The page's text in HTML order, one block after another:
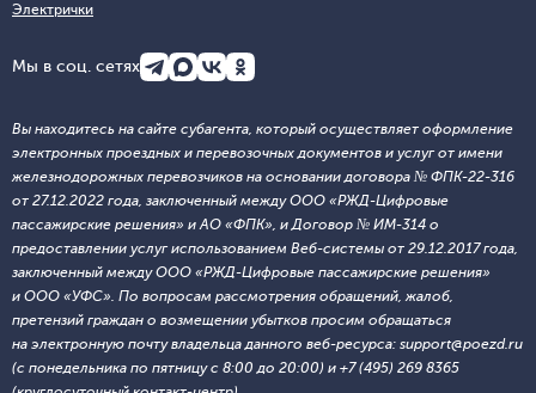
Электрички
Мы в соц. сетях
Вы находитесь на сайте субагента, который осуществляет оформление
электронных проездных и перевозочных документов и услуг от имени
железнодорожных перевозчиков на основании договора № ФПК-22-316
от 27.12.2022 года, заключенный между ООО «РЖД-Цифровые
пассажирские решения» и АО «ФПК», и Договор № ИМ-314 о
предоставлении услуг использованием Веб-системы от 29.12.2017 года,
заключенный между ООО «РЖД-Цифровые пассажирские решения»
и ООО «УФС». По вопросам рассмотрения обращений, жалоб,
претензий граждан о возмещении убытков просим обращаться
на электронную почту владельца данного веб-ресурса: support@poezd.ru
(с понедельника по пятницу с 8:00 до 20:00) и +7 (495) 269 8365